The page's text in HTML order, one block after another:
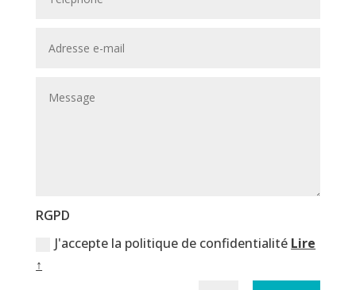
RGPD
J'accepte la politique de confidentialité Lire
↑